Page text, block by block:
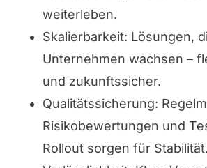
weiterleben.
Skalierbarkeit: Lösungen,
Unternehmen wachsen –
und zukunftssicher.
Qualitätssicherung:
Risikobewertungen und
Rollout sorgen für Stabilität.